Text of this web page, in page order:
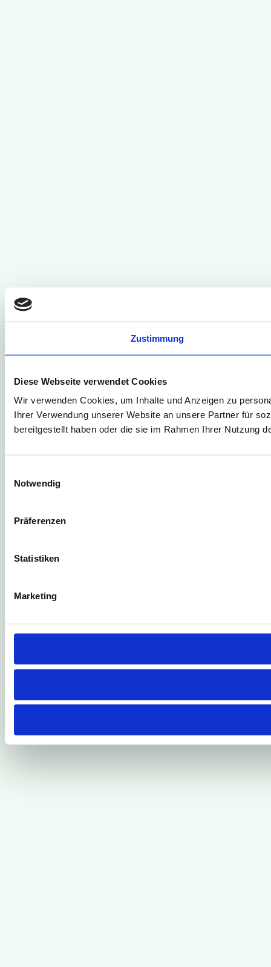
Zustimmung
Diese Webseite verwendet Cookies
Wir verwenden Cookies, um Inhalte und Anzeigen zu
Ihrer Verwendung unserer Website an unsere Partner für
bereitgestellt haben oder die sie im Rahmen Ihrer Nutzung
Notwendig
Präferenzen
Statistiken
Marketing